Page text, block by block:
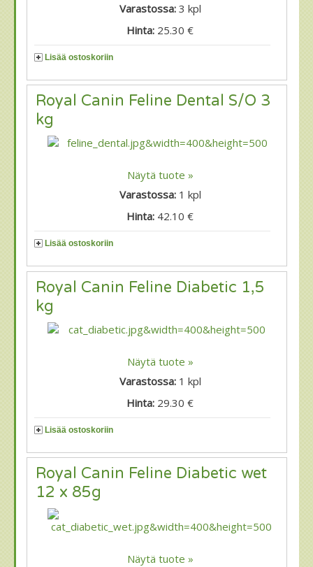
Varastossa: 3 kpl
Hinta: 25.30 €
Lisää ostoskoriin
Royal Canin Feline Dental S/O 3
kg
Näytä tuote »
Varastossa: 1 kpl
Hinta: 42.10 €
Lisää ostoskoriin
Royal Canin Feline Diabetic 1,5
kg
Näytä tuote »
Varastossa: 1 kpl
Hinta: 29.30 €
Lisää ostoskoriin
Royal Canin Feline Diabetic wet
12 x 85g
Näytä tuote »